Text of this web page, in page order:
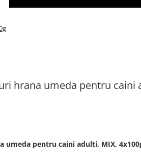
hrana umeda pentru caini
umeda pentru caini adulti, MIX,